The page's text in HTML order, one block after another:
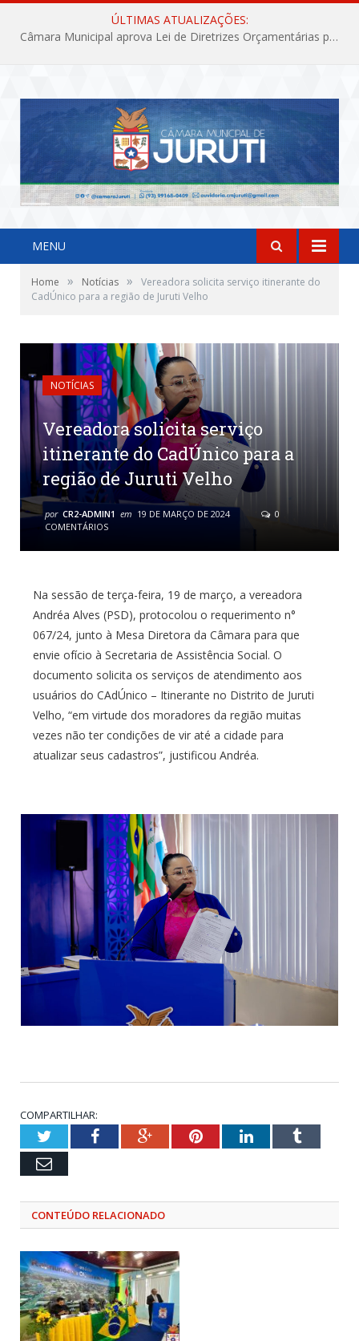
ÚLTIMAS ATUALIZAÇÕES:
Câmara Municipal aprova Lei de Diretrizes Orçamentárias para o exercício financeiro de 2027
MENU
Home » Notícias »
Vereadora solicita serviço itinerante do
CadÚnico para a região de Juruti Velho
NOTÍCIAS
Vereadora solicita serviço
itinerante do CadÚnico para a
região de Juruti Velho
por CR2-ADMIN1 em 19 DE MARÇO DE 2024
0
COMENTÁRIOS
Na sessão de terça-feira, 19 de março, a vereadora
Andréa Alves (PSD), protocolou o requerimento n°
067/24, junto à Mesa Diretora da Câmara para que
envie ofício à Secretaria de Assistência Social. O
documento solicita os serviços de atendimento aos
usuários do CAdÚnico – Itinerante no Distrito de Juruti
Velho, “em virtude dos moradores da região muitas
vezes não ter condições de vir até a cidade para
atualizar seus cadastros”, justificou Andréa.
COMPARTILHAR:
TwitterFacebookGoogle+PinterestLinkedInTumblr
Email
CONTEÚDO RELACIONADO